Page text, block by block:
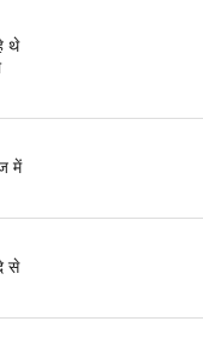
थे
में
से